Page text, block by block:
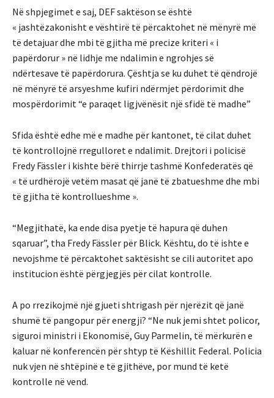
Në shpjegimet e saj, DEF saktëson se është
« jashtëzakonisht e vështirë të përcaktohet në mënyrë më
të detajuar dhe mbi të gjitha më precize kriteri « i
papërdorur » në lidhje me ndalimin e ngrohjes së
ndërtesave të papërdorura. Çështja se ku duhet të qëndrojë
në mënyrë të arsyeshme kufiri ndërmjet përdorimit dhe
mospërdorimit “e paraqet ligjvënësit një sfidë të madhe”
Sfida është edhe më e madhe për kantonet, të cilat duhet
të kontrollojnë rregulloret e ndalimit. Drejtori i policisë
Fredy Fässler i kishte bërë thirrje tashmë Konfederatës që
« të urdhërojë vetëm masat që janë të zbatueshme dhe mbi
të gjitha të kontrollueshme ».
“Megjithatë, ka ende disa pyetje të hapura që duhen
sqaruar”, tha Fredy Fässler për Blick. Kështu, do të ishte e
nevojshme të përcaktohet saktësisht se cili autoritet apo
institucion është përgjegjës për cilat kontrolle.
A po rrezikojmë një gjueti shtrigash për njerëzit që janë
shumë të pangopur për energji? “Ne nuk jemi shtet policor,
siguroi ministri i Ekonomisë, Guy Parmelin, të mërkurën e
kaluar në konferencën për shtyp të Këshillit Federal. Policia
nuk vjen në shtëpinë e të gjithëve, por mund të ketë
kontrolle në vend.